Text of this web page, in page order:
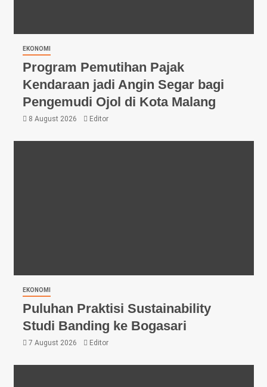
EKONOMI
Program Pemutihan Pajak
Kendaraan jadi Angin Segar bagi
Pengemudi Ojol di Kota Malang
8 August 2026 Editor
EKONOMI
Puluhan Praktisi Sustainability
Studi Banding ke Bogasari
7 August 2026 Editor